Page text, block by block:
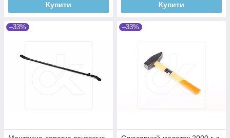
Купити Купити
–33% –33%